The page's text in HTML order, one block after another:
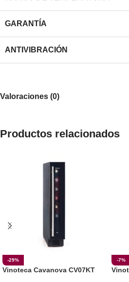
GARANTÍA
ANTIVIBRACIÓN
Valoraciones (0)
Productos relacionados
-29%
Vinoteca Cavanova CV07KT
-7%